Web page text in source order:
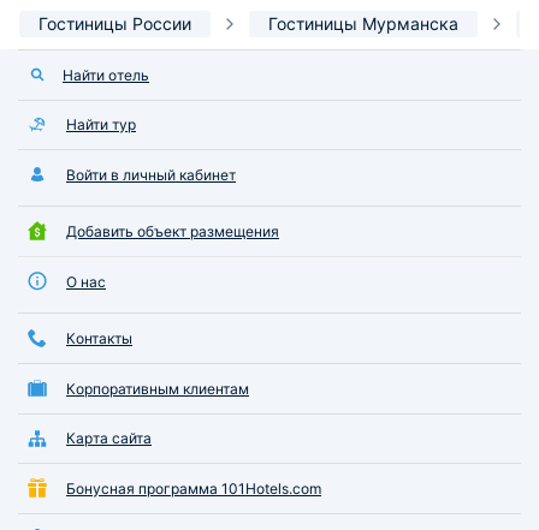
Гостиницы России Гостиницы Мурманска
Найти отель
Найти тур
Войти в личный кабинет
Добавить объект размещения
О нас
Контакты
Корпоративным клиентам
Карта сайта
Бонусная программа 101Hotels.com